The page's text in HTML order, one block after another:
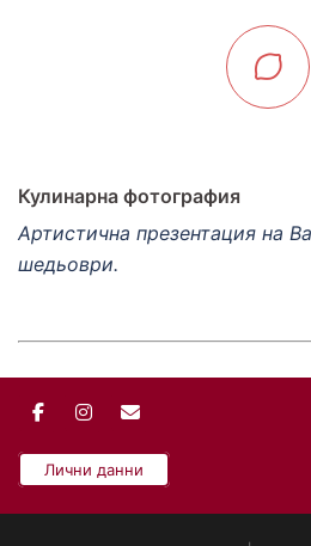
Кулинарна фотография
Артистична презентация на
шедьоври.
Лични данни